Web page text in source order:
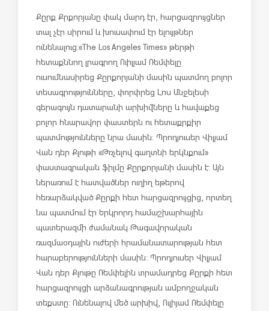
Քըրք Քրքորյանը փակ մարդ էր, հարցազրույցներ
տալ չէր սիրում և խուսափում էր ելույթներ
ունենալուց: «The Los Angeles Times» թերթի
հետաքննող լրագրող Ուիլյամ Ռեմփելը
ուսումնասիրեց Քըրքորյանի մասին պատմող բոլոր
տեսագրությունները, փորփրեց Լոս Անջելեսի
գերագույն դատարանի արխիվները և հավաքեց
բոլոր հնարավոր փաստերն ու հետաքրքիր
պատմությունները նրա մասին: Պրոդյուսեր Վիլյամ
Վան դեր Քլութի «Թռչելով գաղտնի երկնքում»
փաստագրական ֆիլմը Քըրքորյանի մասին է: Այն
ներառում է հատվածներ ուղիղ եթերով
հեռարձակված Քըրքի հետ հարցազրույցից, որտեղ
նա պատմում էր Երկրորդ համաշխարհային
պատերազմի ժամանակ Թագավորական
ռազմաօդային ուժերի հրամանատարության հետ
հարաբերությունների մասին: Պրոդյուսեր Վիլյամ
Վան դեր Քլութը Ռեմփելին տրամադրեց Քըրքի հետ
հարցազրույցի արձանագրության ամբողջական
տեքստը: Ունենալով մեծ արխիվ, Ուլիյամ Ռեմփելը